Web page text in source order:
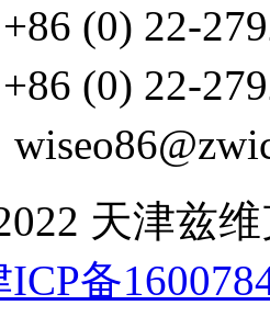
(0) 22-
(0) 22-
天津兹
ICP备